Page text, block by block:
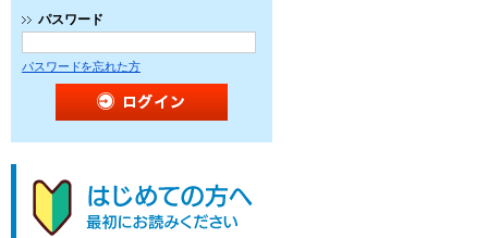
パスワード
パスワードを忘れた方